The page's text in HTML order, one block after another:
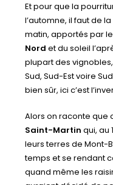
Et pour que la
l’automne, il faut de la
matin, apportés par
Nord et du soleil
plupart des
Sud, Sud-Est voire
bien sûr, ici c’est
Alors on raconte que
Saint-Martin qui, au
leurs terres de Mont-
temps et se rendant
quand même les